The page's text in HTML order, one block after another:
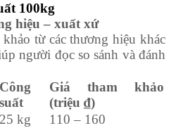
100kg
hiệu – xuất xứ
từ các thương hiệu khác
người đọc so sánh và đánh
Công
suất
Giá tham khảo
(triệu ₫)
25 kg
110 – 160